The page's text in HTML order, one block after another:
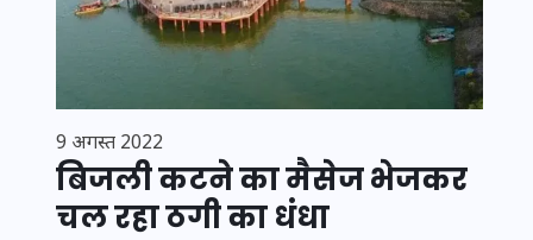
9 अगस्त 2022
बिजली कटने का मैसेज भेजकर
चल रहा ठगी का धंधा